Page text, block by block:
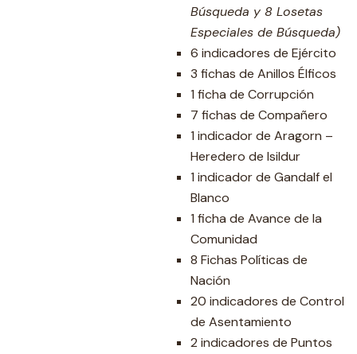
Búsqueda y 8 Losetas
Especiales de Búsqueda)
6 indicadores de Ejército
3 fichas de Anillos Élficos
1 ficha de Corrupción
7 fichas de Compañero
1 indicador de Aragorn –
Heredero de Isildur
1 indicador de Gandalf el
Blanco
1 ficha de Avance de la
Comunidad
8 Fichas Políticas de
Nación
20 indicadores de Control
de Asentamiento
2 indicadores de Puntos